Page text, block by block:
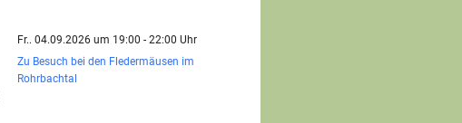
Fr.. 04.09.2026 um 19:00 - 22:00 Uhr
Zu Besuch bei den Fledermäusen im
Rohrbachtal